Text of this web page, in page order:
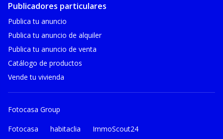
Publicadores particulares
Publica tu anuncio
Publica tu anuncio de alquiler
Publica tu anuncio de venta
Catálogo de productos
Vende tu vivienda
Fotocasa Group
Fotocasa habitaclia ImmoScout24